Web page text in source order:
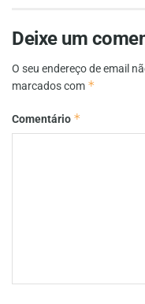
Deixe um
O seu endereço de email
marcados com *
Comentário *